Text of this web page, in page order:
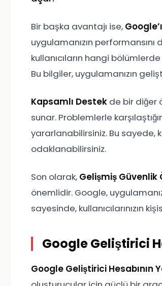
Bir başka avantajı ise,
uygulamanızın
kullanıcıların hangi
Bu bilgiler, uygulamanızın
Kapsamlı Destek de bir diğer
sunar. Problemlerle
yararlanabilirsiniz. Bu sayede,
odaklanabilirsiniz.
Son olarak, Gelişmiş Güvenlik
önemlidir. Google,
sayesinde, kullanıcılarınızın
Google Geliştirici
Google Geliştirici Hesabının